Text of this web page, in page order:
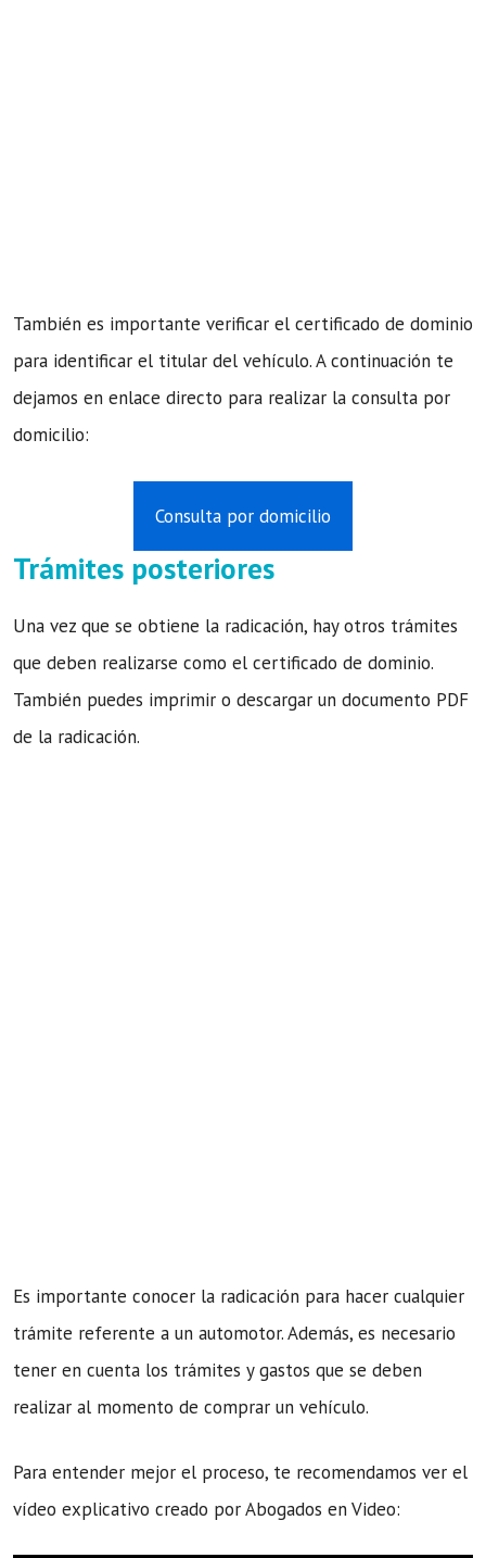
También es importante verificar el certificado de dominio
para identificar el titular del vehículo. A continuación te
dejamos en enlace directo para realizar la consulta por
domicilio:
Consulta por domicilio
Trámites posteriores
Una vez que se obtiene la radicación, hay otros trámites
que deben realizarse como el certificado de dominio.
También puedes imprimir o descargar un documento PDF
de la radicación.
Es importante conocer la radicación para hacer cualquier
trámite referente a un automotor. Además, es necesario
tener en cuenta los trámites y gastos que se deben
realizar al momento de comprar un vehículo.
Para entender mejor el proceso, te recomendamos ver el
vídeo explicativo creado por Abogados en Video: